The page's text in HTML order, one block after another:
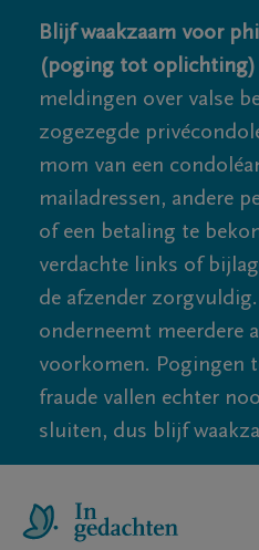
Blijf waakzaam voor
(poging tot oplichting)
meldingen over valse
zogezegde
mom van een
mailadressen, andere
of een betaling te
verdachte links of
de afzender
onderneemt meerdere
voorkomen. Pogingen
fraude vallen echter
sluiten, dus blijf